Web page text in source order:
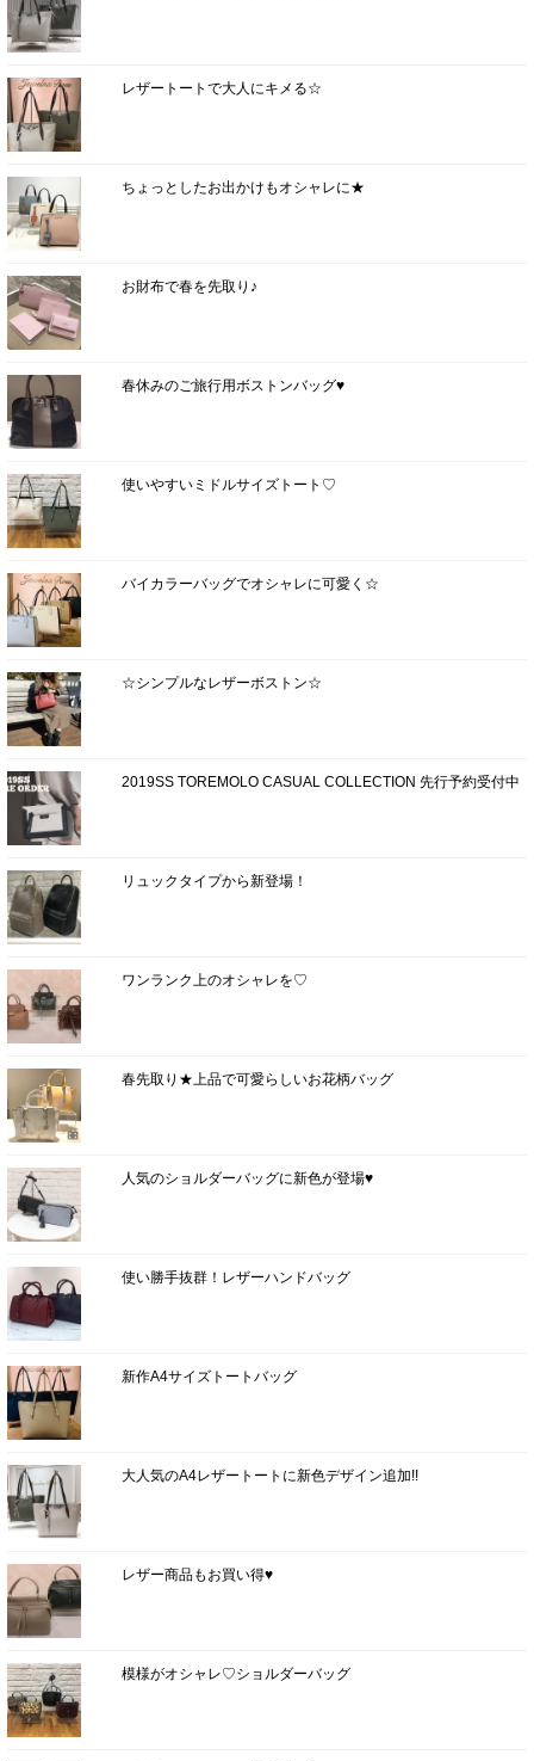
レザートートで大人にキメる☆
ちょっとしたお出かけもオシャレに★
お財布で春を先取り♪
春休みのご旅行用ボストンバッグ♥
使いやすいミドルサイズトート♡
バイカラーバッグでオシャレに可愛く☆
☆シンプルなレザーボストン☆
2019SS TOREMOLO CASUAL COLLECTION 先行予約受付中
リュックタイプから新登場！
ワンランク上のオシャレを♡
春先取り★上品で可愛らしいお花柄バッグ
人気のショルダーバッグに新色が登場♥
使い勝手抜群！レザーハンドバッグ
新作A4サイズトートバッグ
大人気のA4レザートートに新色デザイン追加!!
レザー商品もお買い得♥
模様がオシャレ♡ショルダーバッグ